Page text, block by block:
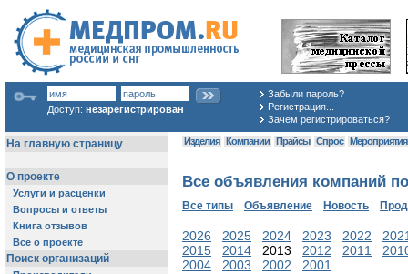
Доступ: незарегистрирован
Забыли пароль?
Регистрация...
Зачем регистрироваться?
Изделия Компании Прайсы Спрос Мероприятия
Все объявления компаний
Все типы Объявление Новость
2026 2025 2024 2023 2022
2015
2014 2013 2012 2011
2004
2003 2002
2001